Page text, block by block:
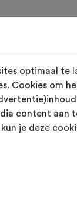
optimaal te
Cookies om
content aan
je deze